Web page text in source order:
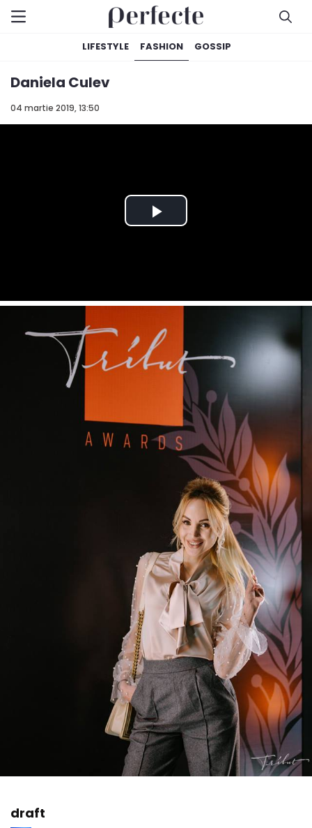
LIFESTYLE FASHION GOSSIP
04 martie 2019, 13:50
Daniela Culev
draft